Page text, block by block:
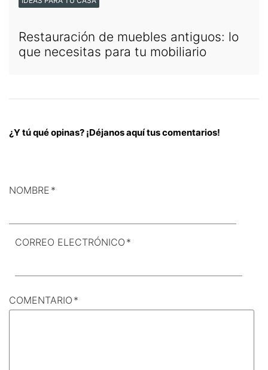
Restauración de muebles antiguos: lo
que necesitas para tu mobiliario
¿Y tú qué opinas? ¡Déjanos aquí tus comentarios!
NOMBRE *
CORREO ELECTRÓNICO *
COMENTARIO *